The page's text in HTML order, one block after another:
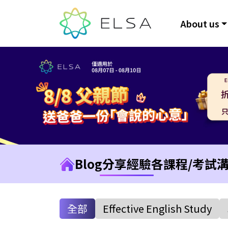
About us
Blog分享經驗各課程/考試
全部 Effective English Study